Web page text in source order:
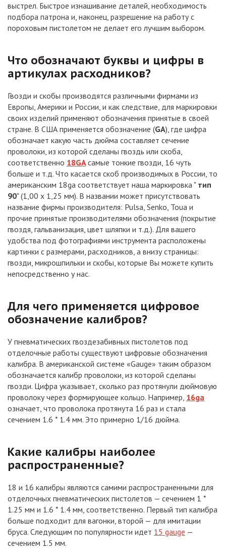
выстрел. Быстрое изнашивание деталей, необходимость
подбора патрона и, наконец, разрешение на работу с
пороховым пистолетом не делает его лучшим выбором.
Что обозначают буквы и цифры в
артикулах расходников?
Гвозди и скобы производятся различными фирмами из
Европы, Америки и России, и как следствие, для маркировки
своих изделий применяют обозначения принятые в своей
стране. В США применяется обозначение (GA), где цифра
обозначает какую часть дюйма составляет сечение
проволоки, из которой сделаны гвоздь или скоба,
соответственно 18GA самые тонкие гвозди, 16 чуть
больше и т.д. Что касается скоб производимых в России, то
американским 18ga соответствует наша маркировка " тип
90" (1,00 х 1,25 мм). В названии может присутствовать
название фирмы производителя: Pulsa, Senko, Toua и
прочие принятые производителями обозначения (покрытие
гвоздя, гальванизация, цвет шляпки и т.д.). Для вашего
удобства под фотографиями инструмента расположены
картинки с размерами, расходников, а внизу страницы:
гвозди, микрошпильки и скобы, которые Вы можете купить
непосредственно у нас.
Для чего применяется цифровое
обозначение калибров?
У пневматических гвоздезабивных пистолетов под
отделочные работы существуют цифровые обозначения
калибра. В американской системе «Gauge» таким образом
обозначается калибр проволоки, из которой сделаны
гвозди. Цифра указывает, сколько раз протянули дюймовую
проволоку через формирующее кольцо. Например, 16ga
означает, что проволока протянута 16 раз и стала
сечением 1.6 * 1.4 мм. Это примерно 1/16 дюйма.
Какие калибры наиболее
распространенные?
18 и 16 калибры являются самими распространенными для
отделочных пневматических пистолетов — сечением 1 *
1.25 мм и 1.6 * 1.4 мм, соответственно. Первый тип калибра
больше подходит для вагонки, второй — для имитации
бруса. Следующим по популярности идет 15 gauge —
сечением 1.5 мм.